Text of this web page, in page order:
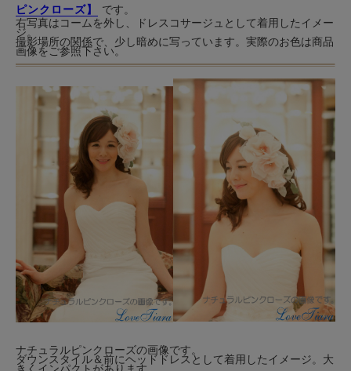
ピンクローズ】
です。
右写真はコームを外し、ドレスコサージュとして着用したイメー
ジ。
撮影場所の関係で、少し暗めに写っています。実際のお色は商品
画像をご参照下さい。
ナチュラルピンクローズの画像です。
ダウンスタイル＆前にヘッドドレスとして着用したイメージ。大